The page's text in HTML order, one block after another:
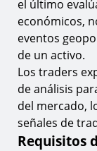
el último
económicos,
eventos
de un activo.
Los traders
de análisis
del mercado,
señales de
Requisitos